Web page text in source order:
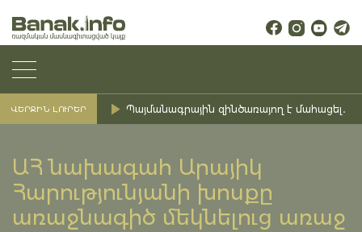
ՎԵՐՋԻՆ ԼՈՒՐԵՐ Պայմանագրային զինծառայող է մահացել․
ԱՀ նախագահ Արայիկ
Հարությունյանի խոսքը
առաջնագիծ մեկնելուց առաջ